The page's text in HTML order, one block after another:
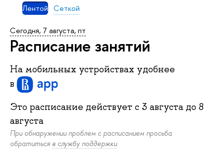
Лентой Сеткой
Сегодня, 7 августа, пт
Расписание занятий
На мобильных устройствах удобнее
в
Это расписание действует c 3 августа до 8
августа
При обнаружении проблем с расписанием просьба
обратиться в службу поддержки